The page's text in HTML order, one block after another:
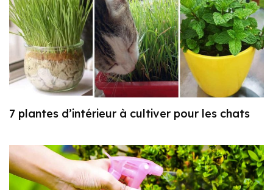
7 plantes d’intérieur à cultiver pour les chats